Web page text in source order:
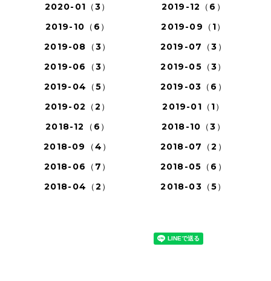
2020-01（3）
2019-12（6）
2019-10（6）
2019-09（1）
2019-08（3）
2019-07（3）
2019-06（3）
2019-05（3）
2019-04（5）
2019-03（6）
2019-02（2）
2019-01（1）
2018-12（6）
2018-10（3）
2018-09（4）
2018-07（2）
2018-06（7）
2018-05（6）
2018-04（2）
2018-03（5）